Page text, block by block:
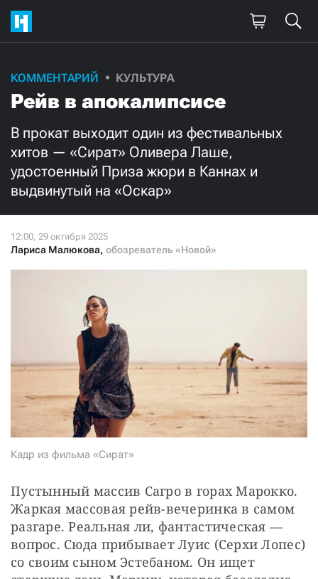
КОММЕНТАРИЙ КУЛЬТУРА
Рейв в апокалипсисе
В прокат выходит один из фестивальных
хитов — «Сират» Оливера Лаше,
удостоенный Приза жюри в Каннах и
выдвинутый на «Оскар»
Лариса Малюкова, обозреватель «Новой»
Кадр из фильма «Сират»
Пустынный массив Сагро в горах Марокко.
Жаркая массовая рейв-вечеринка в самом
разгаре. Реальная ли, фантастическая —
вопрос. Сюда прибывает Луис (Серхи Лопес)
со своим сыном Эстебаном. Он ищет
Поддержите
нашу работу!
Ежемесячно Разово
3000 1000
условия
СТАТЬ СОУЧАСТНИКОМ
ПОДЕЛИТЬСЯ С ДРУЗЬЯМИ
Если у вас есть вопросы, пишите donate@novayagazeta.ruили
+7 (929) 612-03-68